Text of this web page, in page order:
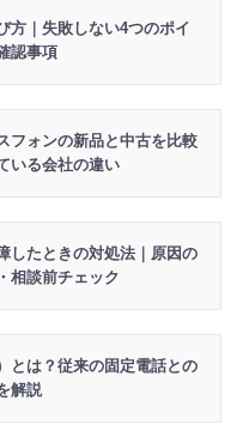
方｜失敗しない4つのポイ
認事項
フォンの新品と中古を比較
いる会社の違い
したときの対処法｜原因の
相談前チェック
とは？従来の固定電話との
解説